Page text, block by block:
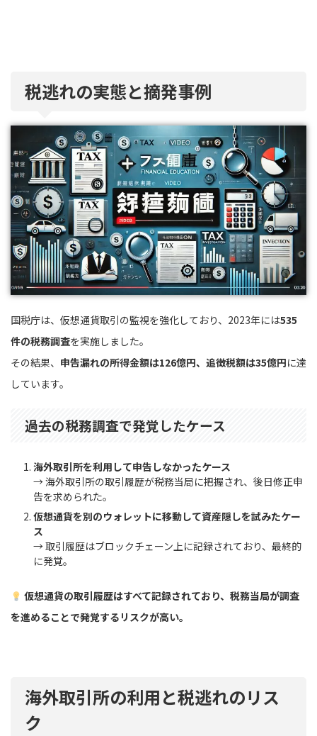
税逃れの実態と摘発事例
国税庁は、仮想通貨取引の監視を強化しており、2023年には535
件の税務調査を実施しました。
その結果、 申告漏れの所得金額は126億円、追徴税額は35億円に達
しています。
過去の税務調査で発覚したケース
海外取引所を利用して申告しなかったケース
→ 海外取引所の取引履歴が税務当局に把握され、後日修正申
告を求められた。
仮想通貨を別のウォレットに移動して資産隠しを試みたケー
ス
→ 取引履歴はブロックチェーン上に記録されており、最終的
に発覚。
仮想通貨の取引履歴はすべて記録されており、税務当局が調査
を進めることで発覚するリスクが高い。
海外取引所の利用と税逃れのリス
ク